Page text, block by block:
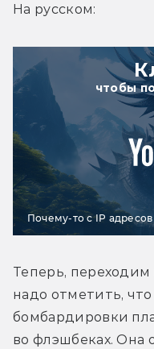
На русском:
чтобы
Почему-то с IP
Теперь, переходим
надо отметить,
бомбардировки
во флэшбеках. Она